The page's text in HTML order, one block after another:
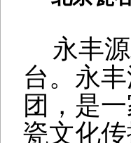
永丰
台。永
团，是
瓷文化